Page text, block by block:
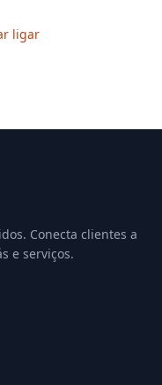
ligar
Conecta clientes a
e serviços.